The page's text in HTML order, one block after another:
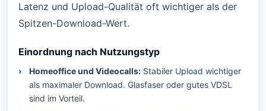
Latenz und Upload-Qualität oft wichtiger als der
Spitzen-Download-Wert.
Einordnung nach Nutzungstyp
Homeoffice und Videocalls: Stabiler Upload wichtiger
als maximaler Download. Glasfaser oder gutes VDSL
sind im Vorteil.